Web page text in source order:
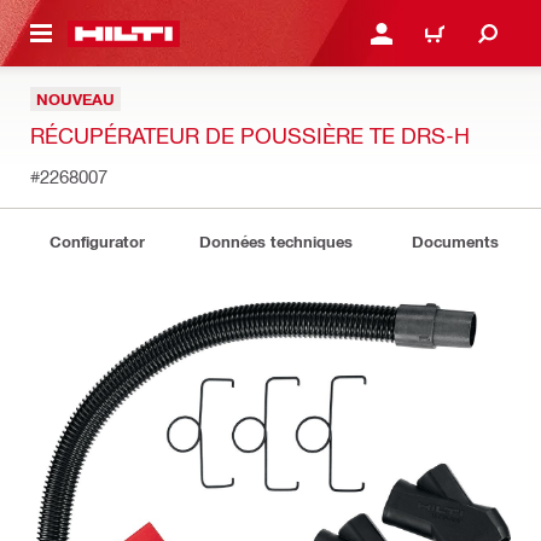
SE CONNECTER OU
PANIER
NOUVEAU
RÉCUPÉRATEUR DE POUSSIÈRE TE DRS-H
#2268007
Configurator Données techniques Documents